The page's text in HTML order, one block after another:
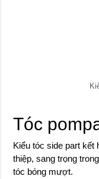
Tóc
Kiểu tóc side part kết
thiệp, sang trọng
tóc bóng mượt.